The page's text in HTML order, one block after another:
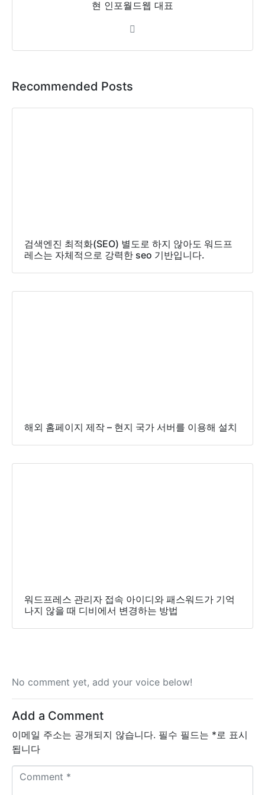
현 인포월드웹 대표
Recommended Posts
검색엔진 최적화(SEO) 별도로 하지 않아도 워드프
레스는 자체적으로 강력한 seo 기반입니다.
해외 홈페이지 제작 – 현지 국가 서버를 이용해 설치
워드프레스 관리자 접속 아이디와 패스워드가 기억
나지 않을 때 디비에서 변경하는 방법
No comment yet, add your voice below!
Add a Comment
이메일 주소는 공개되지 않습니다. 필수 필드는 *로 표시
됩니다